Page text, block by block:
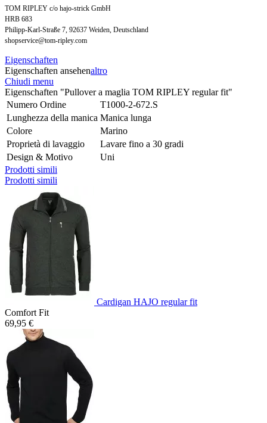
TOM RIPLEY c/o hajo-strick GmbH
HRB 683
Philipp-Karl-Straße 7, 92637 Weiden, Deutschland
shopservice@tom-ripley.com
Eigenschaften
Eigenschaften ansehenaltro
Chiudi menu
Eigenschaften "Pullover a maglia TOM RIPLEY regular fit"
Numero Ordine
T1000-2-672.S
Lunghezza della manica Manica lunga
Colore
Marino
Proprietà di lavaggio
Lavare fino a 30 gradi
Design & Motivo
Uni
Prodotti simili
Prodotti simili
Cardigan HAJO regular fit
Comfort Fit
69,95 €